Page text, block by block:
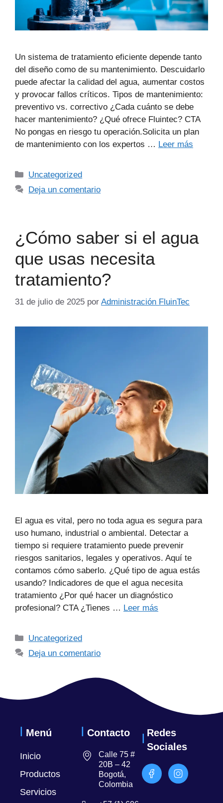
Un sistema de tratamiento eficiente depende tanto
del diseño como de su mantenimiento. Descuidarlo
puede afectar la calidad del agua, aumentar costos
y provocar fallos críticos. Tipos de mantenimiento:
preventivo vs. correctivo ¿Cada cuánto se debe
hacer mantenimiento? ¿Qué ofrece Fluintec? CTA
No pongas en riesgo tu operación.Solicita un plan
de mantenimiento con los expertos … Leer más
Uncategorized
Deja un comentario
¿Cómo saber si el agua
que usas necesita
tratamiento?
31 de julio de 2025 por Administración FluinTec
El agua es vital, pero no toda agua es segura para
uso humano, industrial o ambiental. Detectar a
tiempo si requiere tratamiento puede prevenir
riesgos sanitarios, legales y operativos. Aquí te
contamos cómo saberlo. ¿Qué tipo de agua estás
usando? Indicadores de que el agua necesita
tratamiento ¿Por qué hacer un diagnóstico
profesional? CTA ¿Tienes … Leer más
Uncategorized
Deja un comentario
Menú
Inicio
Productos
Servicios
Contacto
Calle 75 #
20B – 42
Bogotá,
Colombia
Redes
Sociales